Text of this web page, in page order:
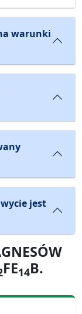
warunki
jest
FE14B.